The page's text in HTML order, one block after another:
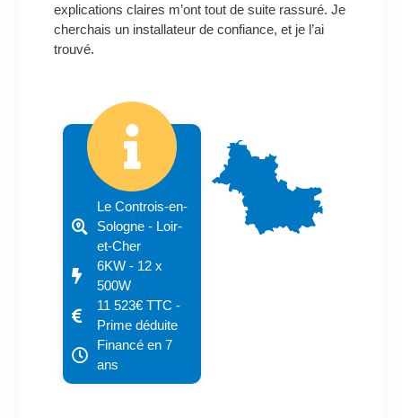
explications claires m’ont tout de suite rassuré. Je
cherchais un installateur de confiance, et je l’ai
trouvé.
Le Controis-en-
Sologne - Loir-
et-Cher
6KW - 12 x
500W
11 523€ TTC -
Prime déduite
Financé en 7
ans